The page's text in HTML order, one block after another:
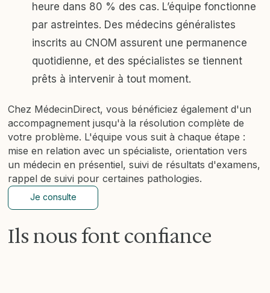
heure dans 80 % des cas. L’équipe fonctionne
par astreintes. Des médecins généralistes
inscrits au CNOM assurent une permanence
quotidienne, et des spécialistes se tiennent
prêts à intervenir à tout moment.
Chez MédecinDirect, vous bénéficiez également d'un
accompagnement jusqu'à la résolution complète de
votre problème. L'équipe vous suit à chaque étape :
mise en relation avec un spécialiste, orientation vers
un médecin en présentiel, suivi de résultats d'examens,
rappel de suivi pour certaines pathologies.
Je consulte
Ils nous font confiance